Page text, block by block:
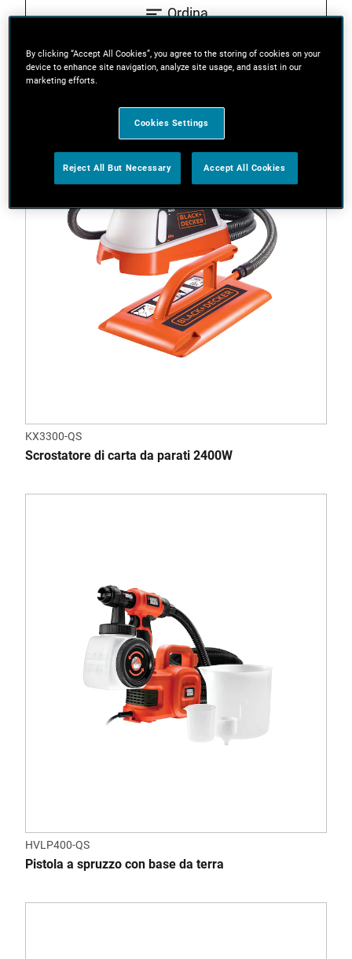
3 Risultati
Ordina
KX3300-QS
Scrostatore di carta da parati 2400W
HVLP400-QS
Pistola a spruzzo con base da terra
By clicking “Accept All Cookies”, you agree to the storing of cookies on your
device to enhance site navigation, analyze site usage, and assist in our
marketing efforts.
Cookies Settings
Reject All But Necessary Accept All Cookies